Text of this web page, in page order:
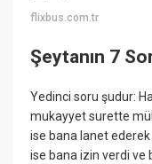
flixbus.com.tr
Şeytanın 7
Yedinci soru şudur:
mukayyet surette
ise bana lanet
ise bana izin verdi